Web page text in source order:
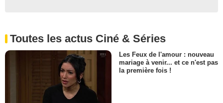
Toutes les actus Ciné & Séries
Les Feux de l'amour : nouveau
mariage à venir... et ce n'est pas
la première fois !